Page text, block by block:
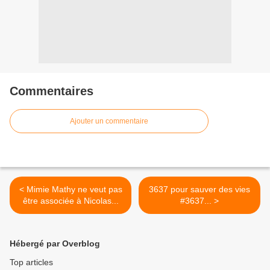
Commentaires
Ajouter un commentaire
< Mimie Mathy ne veut pas
être associée à Nicolas...
3637 pour sauver des vies
#3637... >
Hébergé par Overblog
Top articles